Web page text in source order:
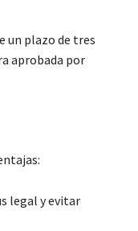
un plazo de tres
aprobada por
legal y evitar